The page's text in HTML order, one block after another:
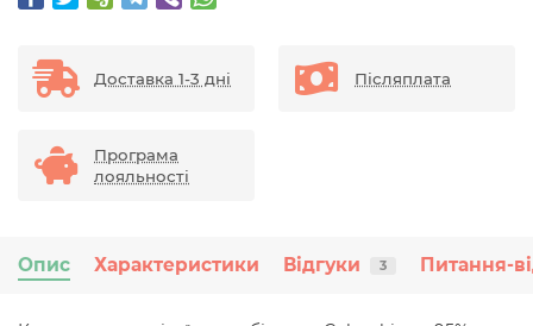
Доставка 1-3 дні Післяплата
Програма
лояльності
Опис Характеристики Відгуки 3 Питання-